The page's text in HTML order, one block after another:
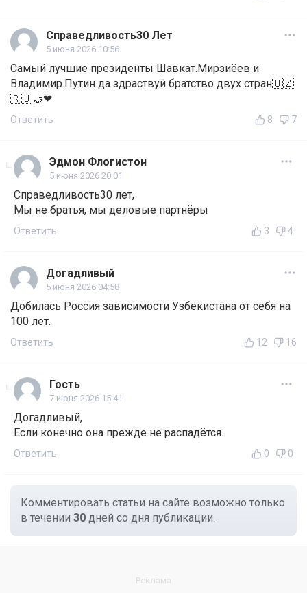
Справедливость30 Лет
5 июня 2026 10:56
Самый лучшие президенты Шавкат.Мирзиёев и
Владимир.Путин да здраствуй братство двух стран🇺🇿
🇷🇺🤝❤
Ответить 8 7
Эдмон Флогистон
5 июня 2026 20:01
Справедливость30 лет,
Мы не братья, мы деловые партнёры
Ответить 3 4
Догадливый
5 июня 2026 04:58
Добилась Россия зависимости Узбекистана от себя на
100 лет.
Ответить 12 16
Гость
7 июня 2026 15:41
Догадливый,
Если конечно она прежде не распадётся..
Ответить 0 0
Комментировать статьи на сайте возможно только
в течении 30 дней со дня публикации.